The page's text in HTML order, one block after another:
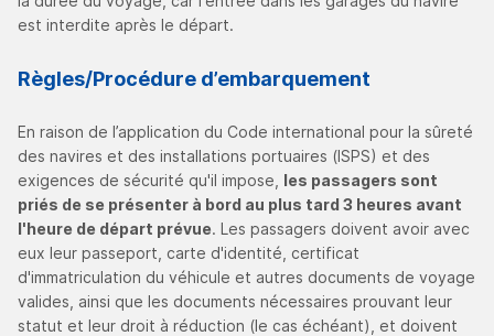
est interdite après le départ.
Règles/Procédure d’embarquement
En raison de l’application du Code international pour la sûreté
des navires et des installations portuaires (ISPS) et des
exigences de sécurité qu'il impose, les passagers sont
priés de se présenter à bord au plus tard 3 heures avant
l'heure de départ prévue. Les passagers doivent avoir avec
eux leur passeport, carte d'identité, certificat
d'immatriculation du véhicule et autres documents de voyage
valides, ainsi que les documents nécessaires prouvant leur
statut et leur droit à réduction (le cas échéant), et doivent